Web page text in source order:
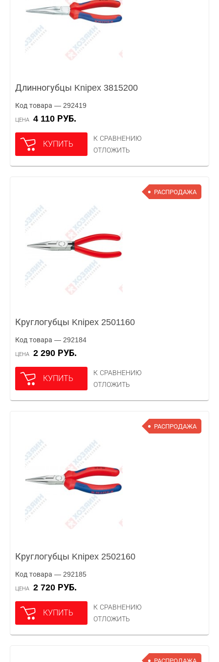
Длинногубцы Knipex 3815200
Код товара — 292419
ЦЕНА 4 110 РУБ.
КУПИТЬ
К СРАВНЕНИЮ
ОТЛОЖИТЬ
РАСПРОДАЖА
Круглогубцы Knipex 2501160
Код товара — 292184
ЦЕНА 2 290 РУБ.
КУПИТЬ
К СРАВНЕНИЮ
ОТЛОЖИТЬ
РАСПРОДАЖА
Круглогубцы Knipex 2502160
Код товара — 292185
ЦЕНА 2 720 РУБ.
КУПИТЬ
К СРАВНЕНИЮ
ОТЛОЖИТЬ
РАСПРОДАЖА